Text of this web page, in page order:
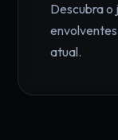
Descubra o
atual.